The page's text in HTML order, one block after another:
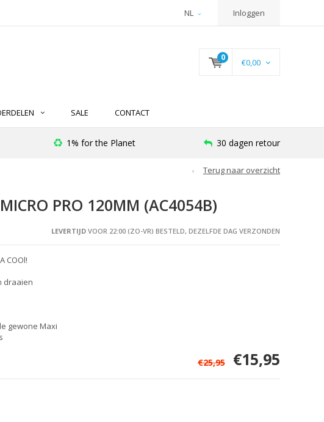
NL Inloggen
0 €0,00
SALE CONTACT
1% for the Planet 30 dagen retour
Terug naar overzicht
PRO 120MM (AC4054B)
LEVERTIJDVOOR 22:00 (ZO-VR) BESTELD, DEZELFDE DAG VERZONDEN
COOl!
draaien
gewone Maxi
€25,95 €15,95